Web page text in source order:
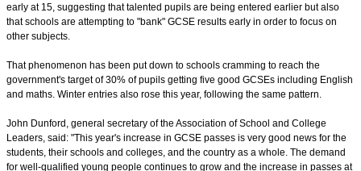
early at 15, suggesting that talented pupils are being entered earlier but also
that schools are attempting to "bank" GCSE results early in order to focus on
other subjects.
That phenomenon has been put down to schools cramming to reach the
government's target of 30% of pupils getting five good GCSEs including English
and maths. Winter entries also rose this year, following the same pattern.
John Dunford, general secretary of the Association of School and College
Leaders, said: "This year's increase in GCSE passes is very good news for the
students, their schools and colleges, and the country as a whole. The demand
for well-qualified young people continues to grow and the increase in passes at